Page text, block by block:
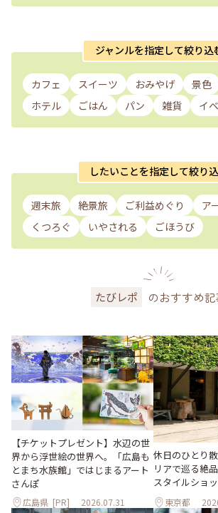
ジャンルを指定して絞り込
カフェ スイーツ おみやげ 景色
ホテル
ごはん パン 雑貨 イ
したいことを指定して絞り
週末旅 絶景旅 ご利益めぐり
ア
くつろぐ
いやされる ごほうび
たびレポ のおすすめ
【チケットプレゼント】水辺の世
界から浮世絵の世界へ。「広島も
とまち水族館」ではじまるアート
さんぽ
広島県 [PR] 2026.07.31
休日のひとり
リアで巡る絶
スタイルショ
東京都